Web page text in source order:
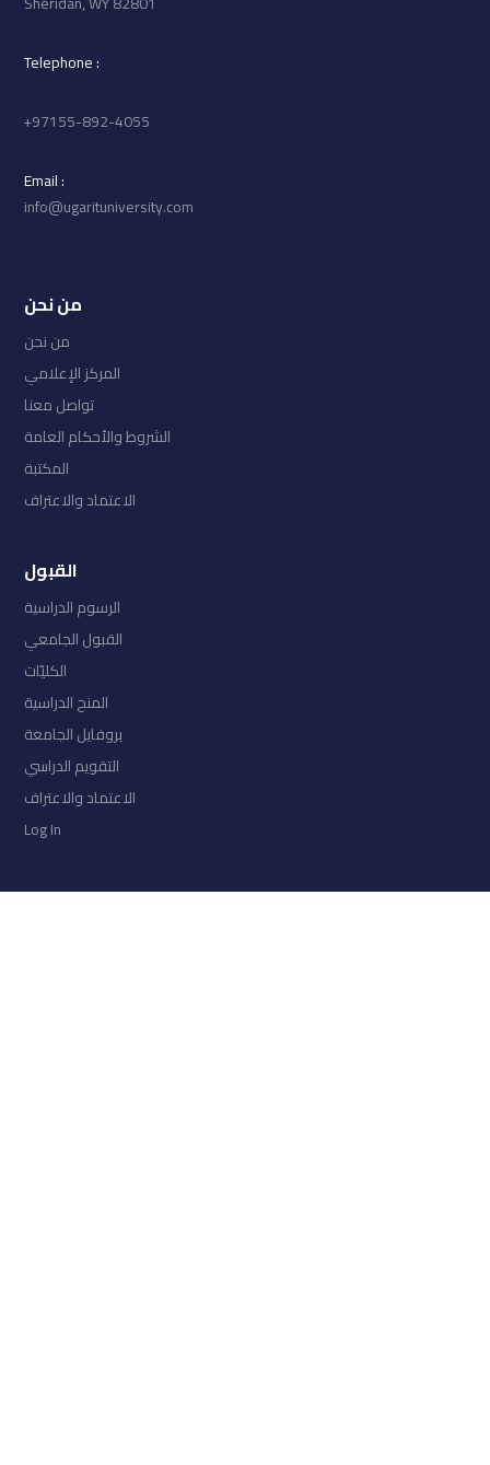
: Telephone
97155-892-4055+
: Email
info@ugarituniversity.com
من نحن
من نحن
المركز الإعلامي
تواصل معنا
الشروط والأحكام العامة
المكتبة
الاعتماد والاعتراف
القبول
الرسوم الدراسية
القبول الجامعي
الكليّات
المنح الدراسية
بروفايل الجامعة
التقويم الدراسي
الاعتماد والاعتراف
Log In